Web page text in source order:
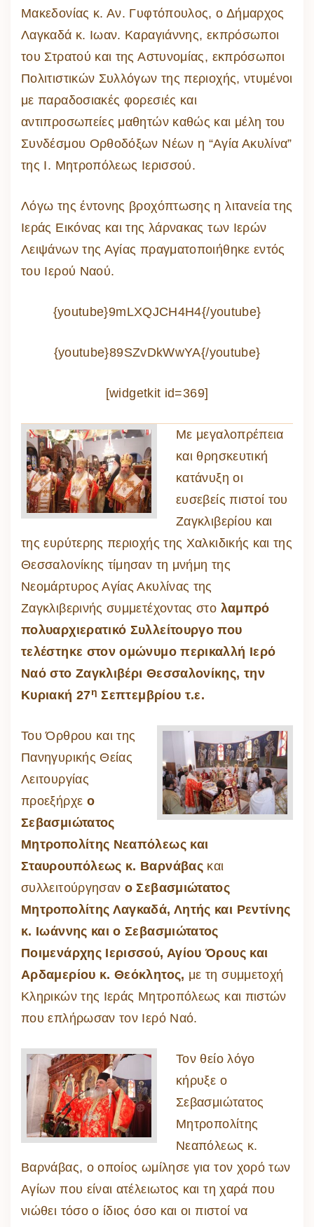
Μακεδονίας κ. Αν. Γυφτόπουλος, ο Δήμαρχος
Λαγκαδά κ. Ιωαν. Καραγιάννης, εκπρόσωποι
του Στρατού και της Αστυνομίας, εκπρόσωποι
Πολιτιστικών Συλλόγων της περιοχής, ντυμένοι
με παραδοσιακές φορεσιές και
αντιπροσωπείες μαθητών καθώς και μέλη του
Συνδέσμου Ορθοδόξων Νέων η “Αγία Ακυλίνα”
της Ι. Μητροπόλεως Ιερισσού.
Λόγω της έντονης βροχόπτωσης η λιτανεία της
Ιεράς Εικόνας και της λάρνακας των Ιερών
Λειψάνων της Αγίας πραγματοποιήθηκε εντός
του Ιερού Ναού.
{youtube}9mLXQJCH4H4{/youtube}
{youtube}89SZvDkWwYA{/youtube}
[widgetkit id=369]
Με μεγαλοπρέπεια
και θρησκευτική
κατάνυξη οι
ευσεβείς πιστοί του
Ζαγκλιβερίου και
της ευρύτερης περιοχής της Χαλκιδικής και της
Θεσσαλονίκης τίμησαν τη μνήμη της
Νεομάρτυρος Αγίας Ακυλίνας της
Ζαγκλιβερινής συμμετέχοντας στο λαμπρό
πολυαρχιερατικό Συλλείτουργο που
τελέστηκε στον ομώνυμο περικαλλή Ιερό
Ναό στο Ζαγκλιβέρι Θεσσαλονίκης, την
Κυριακή 27η Σεπτεμβρίου τ.ε.
Του Όρθρου και της
Πανηγυρικής Θείας
Λειτουργίας
προεξήρχε ο
Σεβασμιώτατος
Μητροπολίτης Νεαπόλεως και
Σταυρουπόλεως κ. Βαρνάβας και
συλλειτούργησαν ο Σεβασμιώτατος
Μητροπολίτης Λαγκαδά, Λητής και Ρεντίνης
κ. Ιωάννης και ο Σεβασμιώτατος
Ποιμενάρχης Ιερισσού, Αγίου Όρους και
Αρδαμερίου κ. Θεόκλητος, με τη συμμετοχή
Κληρικών της Ιεράς Μητροπόλεως και πιστών
που επλήρωσαν τον Ιερό Ναό.
Τον θείο λόγο
κήρυξε ο
Σεβασμιώτατος
Μητροπολίτης
Νεαπόλεως κ.
Βαρνάβας, ο οποίος ωμίλησε για τον χορό των
Αγίων που είναι ατέλειωτος και τη χαρά που
νιώθει τόσο ο ίδιος όσο και οι πιστοί να